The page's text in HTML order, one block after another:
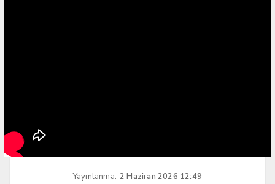
Yayınlanma: 2 Haziran 2026 12:49